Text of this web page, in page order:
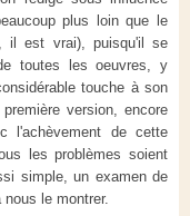
plus loin que le
il est vrai), puisqu'il se
toutes les oeuvres, y
touche à son
version, encore
l'achèvement de cette
les problèmes soient
simple, un examen de
le montrer.